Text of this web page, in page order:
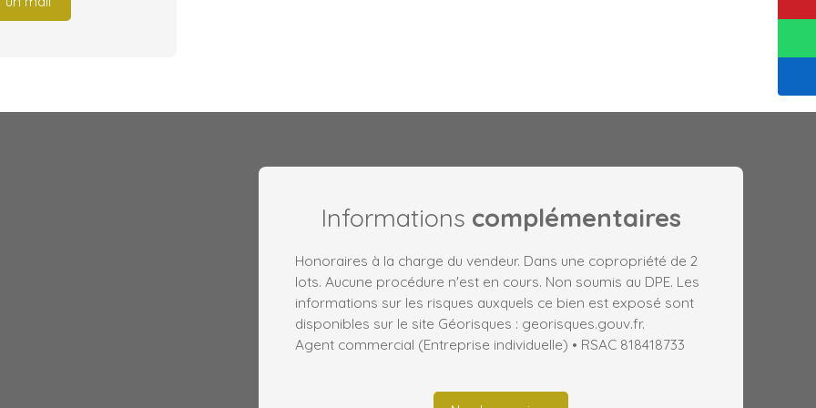
Informations complémentaires
Honoraires à la charge du vendeur. Dans une copropriété de 2
lots. Aucune procédure n'est en cours. Non soumis au DPE. Les
informations sur les risques auxquels ce bien est exposé sont
disponibles sur le site Géorisques : georisques.gouv.fr.
Agent commercial (Entreprise individuelle) • RSAC 818418733